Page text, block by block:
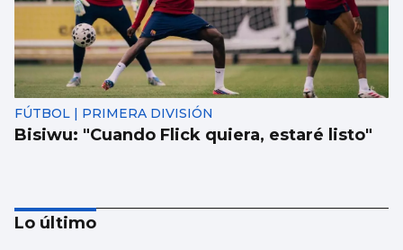
FÚTBOL | PRIMERA DIVISIÓN
Bisiwu: "Cuando Flick quiera, estaré listo"
Lo último